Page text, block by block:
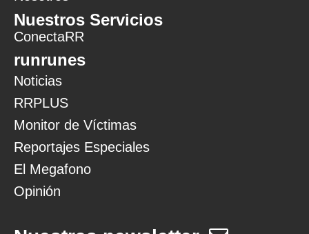
Nuestros Servicios
ConectaRR
runrunes
Noticias
RRPLUS
Monitor de Víctimas
Reportajes Especiales
El Megafono
Opinión